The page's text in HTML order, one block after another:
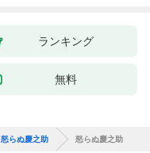
ランキング
無料
怒らぬ慶之助 怒らぬ慶之助